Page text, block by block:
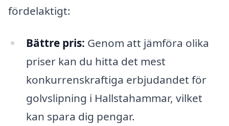
fördelaktigt:
Bättre pris: Genom att jämföra olika
priser kan du hitta det mest
konkurrenskraftiga erbjudandet för
golvslipning i Hallstahammar, vilket
kan spara dig pengar.